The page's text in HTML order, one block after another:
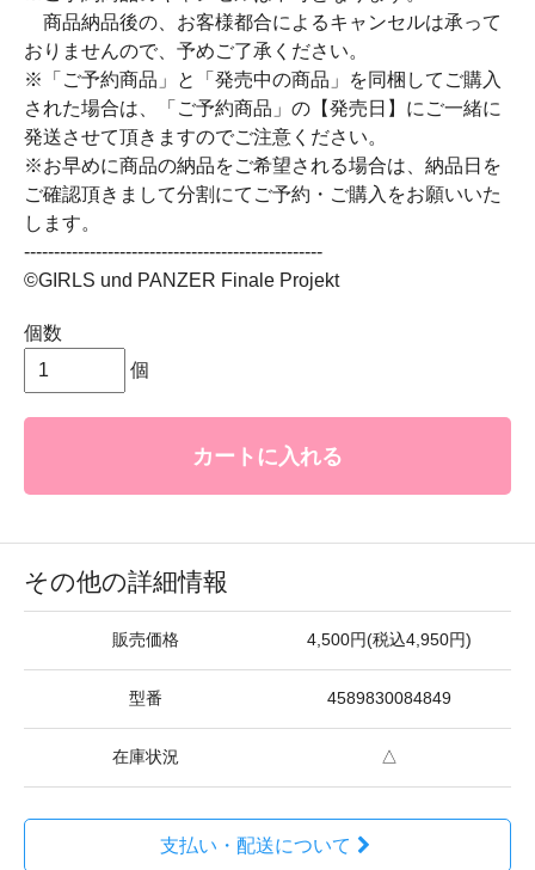
商品納品後の、お客様都合によるキャンセルは承って
おりませんので、予めご了承ください。
※「ご予約商品」と「発売中の商品」を同梱してご購入
された場合は、「ご予約商品」の【発売日】にご一緒に
発送させて頂きますのでご注意ください。
※お早めに商品の納品をご希望される場合は、納品日を
ご確認頂きまして分割にてご予約・ご購入をお願いいた
します。
--------------------------------------------------
©GIRLS und PANZER Finale Projekt
個数
個
カートに入れる
その他の詳細情報
販売価格 4,500円(税込4,950円)
型番 4589830084849
在庫状況 △
支払い・配送について